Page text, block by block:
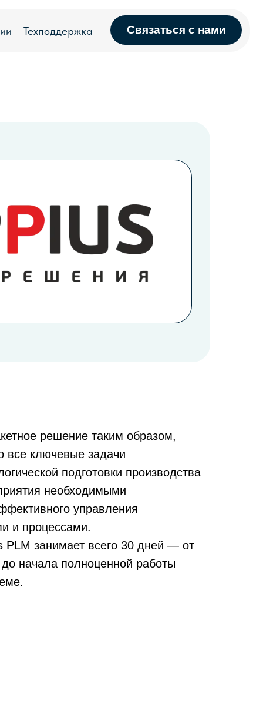
Связаться с нами
решение таким образом,
все ключевые задачи
подготовки производства
необходимыми
управления
и процессами.
PLM занимает всего 30 дней — от
начала полноценной работы